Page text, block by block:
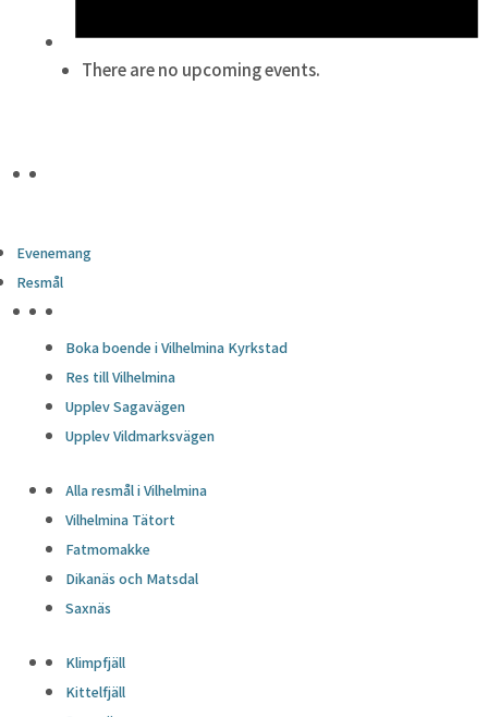
There are no upcoming events.
Evenemang
Resmål
Boka boende i Vilhelmina Kyrkstad
Res till Vilhelmina
Upplev Sagavägen
Upplev Vildmarksvägen
Alla resmål i Vilhelmina
Vilhelmina Tätort
Fatmomakke
Dikanäs och Matsdal
Saxnäs
Klimpfjäll
Kittelfjäll